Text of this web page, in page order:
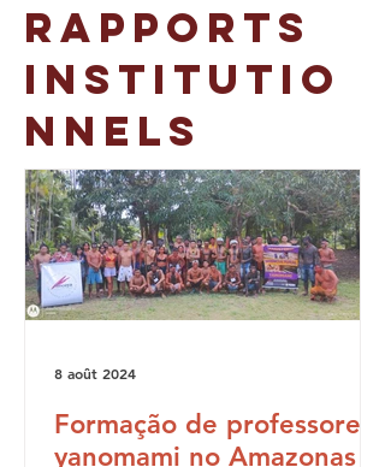
Rapports
institutio
nnels
Formação de professores
yanomami no Amazonas
8 août 2024